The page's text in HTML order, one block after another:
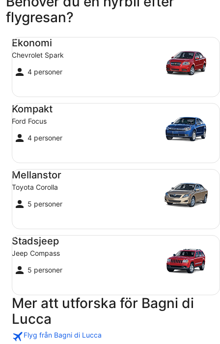
flygresan?
Ekonomi
Chevrolet Spark
4 personer
Ekonomi Chevrolet Spark
Kompakt
Ford Focus
4 personer
Kompakt Ford Focus
Mellanstor
Toyota Corolla
5 personer
Mellanstor Toyota Corolla
Stadsjeep
Jeep Compass
5 personer
Stadsjeep Jeep Compass
Mer att utforska för Bagni di
Lucca
Flyg från Bagni di Lucca